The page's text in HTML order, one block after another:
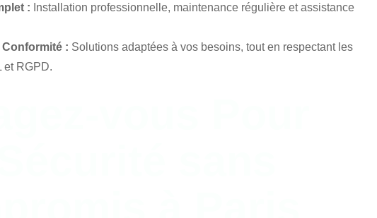
: Installation professionnelle, maintenance régulière et assistance
Conformité : Solutions adaptées à vos besoins, tout en respectant les
et RGPD.